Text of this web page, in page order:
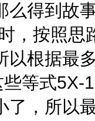
么得到故
，按照
以根据最
等式5X-
了，所以